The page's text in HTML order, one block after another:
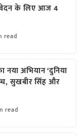
के लिए आज 4
read
नया अभियान ‘दुनिया
सुखबीर सिंह और
read